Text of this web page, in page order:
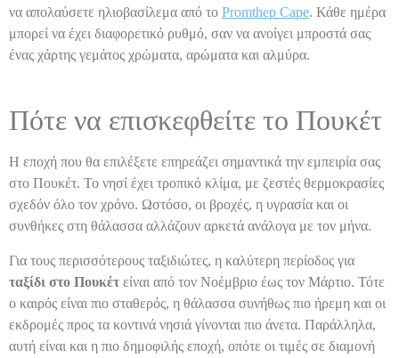
να απολαύσετε ηλιοβασίλεμα από το Promthep Cape. Κάθε ημέρα
μπορεί να έχει διαφορετικό ρυθμό, σαν να ανοίγει μπροστά σας
ένας χάρτης γεμάτος χρώματα, αρώματα και αλμύρα.
Πότε να επισκεφθείτε το Πουκέτ
Η εποχή που θα επιλέξετε επηρεάζει σημαντικά την εμπειρία σας
στο Πουκέτ. Το νησί έχει τροπικό κλίμα, με ζεστές θερμοκρασίες
σχεδόν όλο τον χρόνο. Ωστόσο, οι βροχές, η υγρασία και οι
συνθήκες στη θάλασσα αλλάζουν αρκετά ανάλογα με τον μήνα.
Για τους περισσότερους ταξιδιώτες, η καλύτερη περίοδος για
ταξίδι στο Πουκέτ είναι από τον Νοέμβριο έως τον Μάρτιο. Τότε
ο καιρός είναι πιο σταθερός, η θάλασσα συνήθως πιο ήρεμη και οι
εκδρομές προς τα κοντινά νησιά γίνονται πιο άνετα. Παράλληλα,
αυτή είναι και η πιο δημοφιλής εποχή, οπότε οι τιμές σε διαμονή